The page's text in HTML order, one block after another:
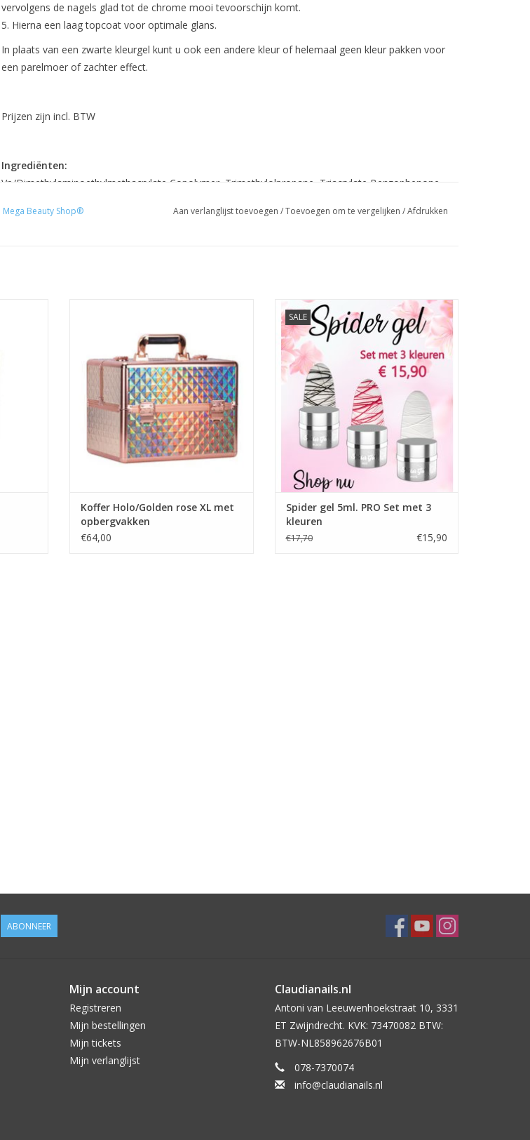
vervolgens de nagels glad tot de chrome mooi tevoorschijn komt.
Hierna een laag topcoat voor optimale glans.
In plaats van een zwarte kleurgel kunt u ook een andere kleur of helemaal geen kleur pakken voor
een parelmoer of zachter effect.
Prijzen zijn incl. BTW
Ingrediënten:
Vp/Dimethylaminoethylmethacrylate Copolymer, Trimethylolpropane, Triacrylate Benzophenone
77891 MICA
Mega Beauty Shop® Aan verlanglijst toevoegen /Toevoegen om te vergelijken /Afdrukken
Nagelstyliste koffer
Make-up koffer
Beauty koffer
Beautycase
Groothandel in nagelproducten
TOEVOEGEN AAN WINKELWAGEN
Koffer Holo/Golden rose XL met
opbergvakken
€64,00
SALE
Spider gel 5ml. PRO Set met 3 kleuren
Spider gel
Builder gel uv/led
Groothandel in nagelproducten
Prijzen zijn incl. BTW
TOEVOEGEN AAN WINKELWAGEN
Spider gel 5ml. PRO Set met 3
kleuren
€17,70 €15,90
ABONNEER
Mijn account
Registreren
Mijn bestellingen
Mijn tickets
Mijn verlanglijst
Claudianails.nl
Antoni van Leeuwenhoekstraat 10, 3331
ET Zwijndrecht. KVK: 73470082 BTW:
BTW-NL858962676B01
078-7370074
info@claudianails.nl